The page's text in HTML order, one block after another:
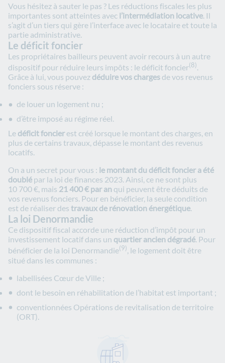
Vous hésitez à sauter le pas ? Les réductions fiscales les plus
importantes sont atteintes avec l’intermédiation locative. Il
s’agit d’un tiers qui gère l’interface avec le locataire et toute la
partie administrative.
Le déficit foncier
Les propriétaires bailleurs peuvent avoir recours à un autre
dispositif pour réduire leurs impôts : le déficit foncier(8).
Grâce à lui, vous pouvez déduire vos charges de vos revenus
fonciers sous réserve :
de louer un logement nu ;
d’être imposé au régime réel.
Le déficit foncierest créé lorsque le montant des charges, en
plus de certains travaux, dépasse le montant des revenus
locatifs.
On a un secret pour vous : le montant du déficit foncier a été
doublé par la loi de finances 2023. Ainsi, ce ne sont plus
10 700 €, mais 21 400 € par an qui peuvent être déduits de
vos revenus fonciers. Pour en bénéficier, la seule condition
est de réaliser des travaux de rénovation énergétique.
La loi Denormandie
Ce dispositif fiscal accorde une réduction d’impôt pour un
investissement locatif dans un quartier ancien dégradé. Pour
bénéficier de la loi Denormandie(9), le logement doit être
situé dans les communes :
labellisées Cœur de Ville ;
dont le besoin en réhabilitation de l’habitat est important ;
conventionnées Opérations de revitalisation de territoire
(ORT).